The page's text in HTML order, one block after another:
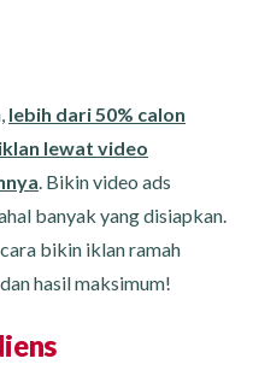
lebih dari 50% calon
lewat video
. Bikin video ads
banyak yang disiapkan.
bikin iklan ramah
hasil maksimum!